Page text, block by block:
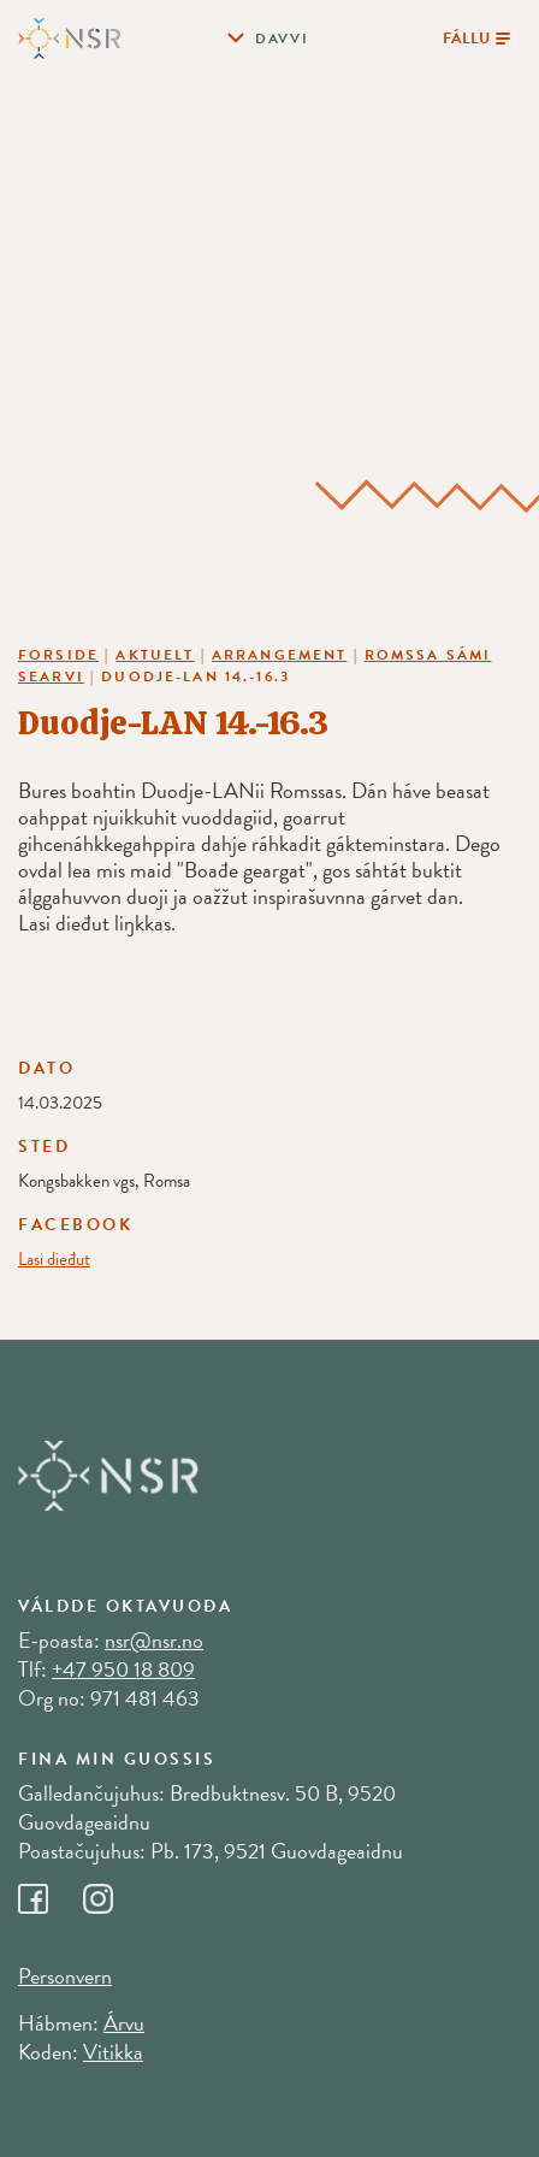
DAVVI FÁLLU
FORSIDE | AKTUELT | ARRANGEMENT | ROMSSA SÁMI
SEARVI | DUODJE-LAN 14.-16.3
Duodje-LAN 14.-16.3
Bures boahtin Duodje-LANii Romssas. Dán háve beasat
oahppat njuikkuhit vuoddagiid, goarrut
gihcenáhkkegahppira dahje ráhkadit gákteminstara. Dego
ovdal lea mis maid "Boađe geargat", gos sáhtát buktit
álggahuvvon duoji ja oažžut inspirašuvnna gárvet dan.
Lasi dieđut liŋkkas.
DATO
14.03.2025
STED
Kongsbakken vgs, Romsa
FACEBOOK
Lasi dieđut
VÁLDDE OKTAVUOĐA
E-poasta:nsr@nsr.no
Tlf:+47 950 18 809
Org no: 971 481 463
FINA MIN GUOSSIS
Galledančujuhus: Bredbuktnesv. 50 B, 9520
Guovdageaidnu
Poastačujuhus: Pb. 173, 9521 Guovdageaidnu
Personvern
Hábmen:Árvu
Koden:Vitikka